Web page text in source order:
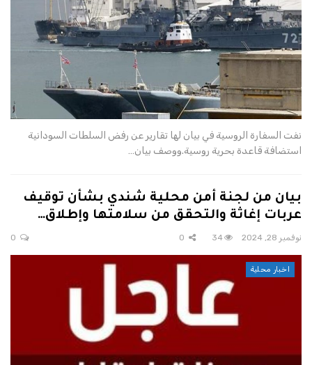
نفت السفارة الروسية في بيان لها تقارير عن رفض السلطات السودانية
استضافة قاعدة بحرية روسية.ووصف بيان…
بيان من لجنة أمن محلية شندي بشأن توقيف
عربات إغاثة والتحقق من سلامتها وإطلاق…
نوفمبر 28, 2024 34
اخبار محلية